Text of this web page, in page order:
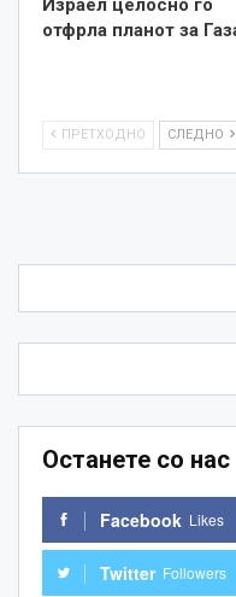
Израел целосно го
отфрла планот за
ПРЕТХОДНО СЛЕДНО
Останете со нас
Facebook Likes
Twitter Followers